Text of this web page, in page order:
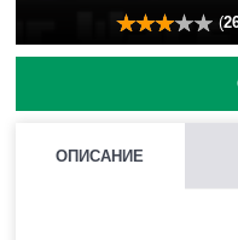
(
ОПИСАНИЕ